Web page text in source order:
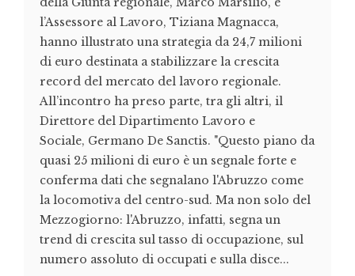
l’Assessore al Lavoro, Tiziana Magnacca,
hanno illustrato una strategia da 24,7 milioni
di euro destinata a stabilizzare la crescita
record del mercato del lavoro regionale.
All’incontro ha preso parte, tra gli altri, il
Direttore del Dipartimento Lavoro e
Sociale, Germano De Sanctis. "Questo piano da
quasi 25 milioni di euro è un segnale forte e
conferma dati che segnalano l'Abruzzo come
la locomotiva del centro-sud. Ma non solo del
Mezzogiorno: l'Abruzzo, infatti, segna un
trend di crescita sul tasso di occupazione, sul
numero assoluto di occupati e sulla disce...